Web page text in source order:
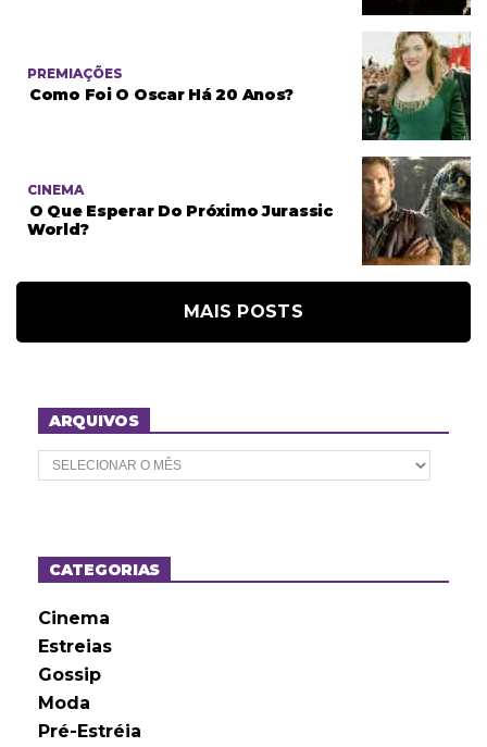
PREMIAÇÕES
Como Foi O Oscar Há 20 Anos?
CINEMA
O Que Esperar Do Próximo Jurassic
World?
MAIS POSTS
ARQUIVOS
A
r
o
sCATEGORIAS
Cinema
Estreias
Gossip
Moda
Pré-Estréia